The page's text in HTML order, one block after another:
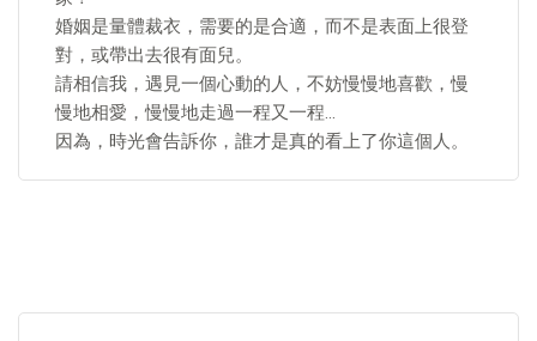
婚姻是量體裁衣，需要的是合適，而不是表面上很登
對，或帶出去很有面兒。
請相信我，遇見一個心動的人，不妨慢慢地喜歡，慢
慢地相愛，慢慢地走過一程又一程…
因為，時光會告訴你，誰才是真的看上了你這個人。